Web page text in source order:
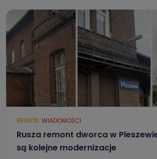
REGION WIADOMOŚCI
Rusza remont dworca w
są kolejne modernizacje